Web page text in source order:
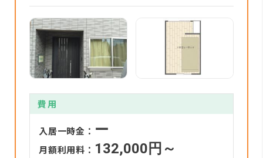
費用
入居一時金： ー
月額利用料： 132,000円～